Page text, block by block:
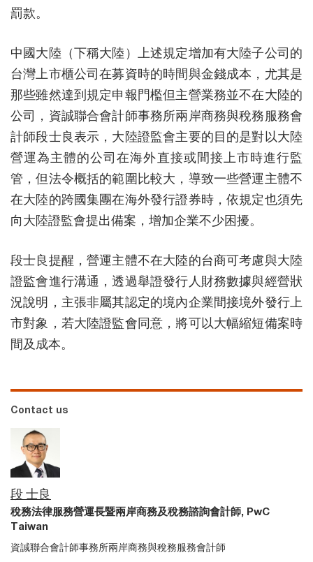
罰款。
中國大陸（下稱大陸）上述規定增加有大陸子公司的
台灣上市櫃公司在募資時的時間與金錢成本，尤其是
那些雖然達到規定申報門檻但主營業務並不在大陸的
公司，資誠聯合會計師事務所兩岸商務與稅務服務會
計師段士良表示，大陸證監會主要的目的是對以大陸
營運為主體的公司在海外直接或間接上市時進行監
管，但法令概括的範圍比較大，導致一些營運主體不
在大陸的跨國集團在海外發行證券時，依規定也須先
向大陸證監會提出備案，增加企業不少困擾。
段士良提醒，營運主體不在大陸的台商可考慮與大陸
證監會進行溝通，透過舉證發行人財務數據與經營狀
況說明，主張非屬其認定的境內企業間接境外發行上
市對象，若大陸證監會同意，將可以大幅縮短備案時
間及成本。
Contact us
段 士良
稅務法律服務營運長暨兩岸商務及稅務諮詢會計師, PwC
Taiwan
資誠聯合會計師事務所兩岸商務與稅務服務會計師